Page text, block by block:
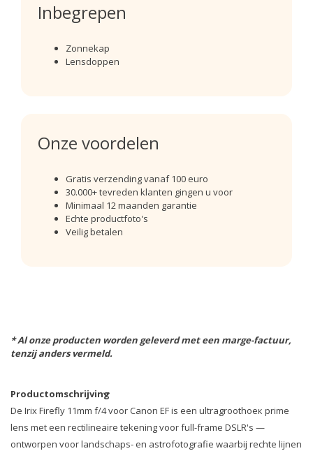
Inbegrepen
Zonnekap
Lensdoppen
Onze voordelen
Gratis verzending vanaf 100 euro
30.000+ tevreden klanten gingen u voor
Minimaal 12 maanden garantie
Echte productfoto's
Veilig betalen
* Al onze producten worden geleverd met een marge-factuur,
tenzij anders vermeld.
Productomschrijving
De Irix Firefly 11mm f/4 voor Canon EF is een ultragroothoeк prime
lens met een rectilineaire tekening voor full-frame DSLR's —
ontworpen voor landschaps- en astrofotografie waarbij rechte lijnen